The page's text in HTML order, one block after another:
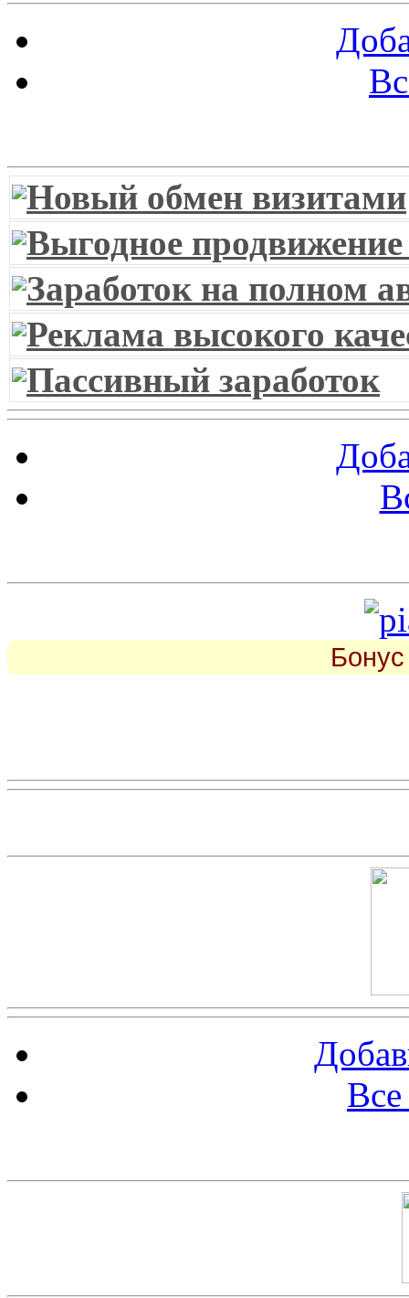
Новый обмен визитами
Выгодное продвижение
Заработок на полном
Реклама высокого
Пассивный заработок